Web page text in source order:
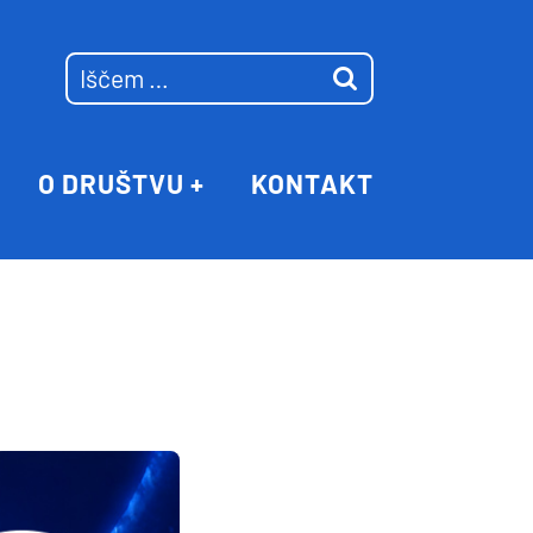
O DRUŠTVU KONTAKT